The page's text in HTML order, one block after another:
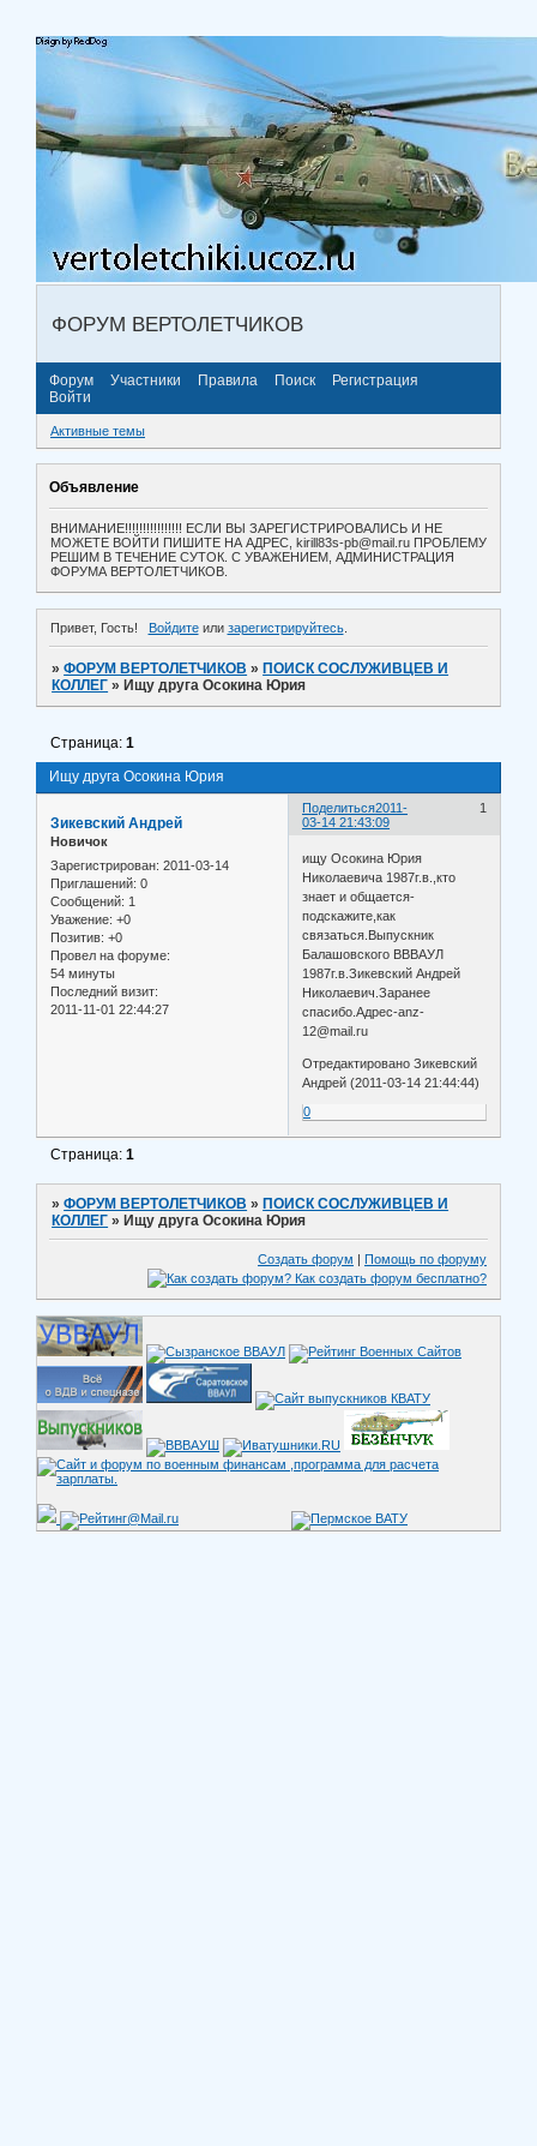
ФОРУМ ВЕРТОЛЕТЧИКОВ
Форум Участники Правила Поиск
Регистрация
Войти
Активные темы
Объявление
ВНИМАНИЕ!!!!!!!!!!!!!!!! ЕСЛИ ВЫ ЗАРЕГИСТРИРОВАЛИСЬ И НЕ
МОЖЕТЕ ВОЙТИ ПИШИТЕ НА АДРЕС, kirill83s-pb@mail.ru ПРОБЛЕМУ
РЕШИМ В ТЕЧЕНИЕ СУТОК. С УВАЖЕНИЕМ, АДМИНИСТРАЦИЯ
ФОРУМА ВЕРТОЛЕТЧИКОВ.
Привет, Гость! Войдитеили зарегистрируйтесь.
»ФОРУМ ВЕРТОЛЕТЧИКОВ » ПОИСК СОСЛУЖИВЦЕВ И
КОЛЛЕГ » Ищу друга Осокина Юрия
Ищу друга Осокина Юрия
Страница:1
Поделиться 1
2011-
03-14 21:43:09
Зикевский Андрей
Новичок
Зарегистрирован: 2011-03-14
Приглашений: 0
Сообщений: 1
Уважение: +0
Позитив: +0
Провел на форуме:
54 минуты
Последний визит:
2011-11-01 22:44:27
ищу Осокина Юрия
Николаевича 1987г.в.,кто
знает и общается-
подскажите,как
связаться.Выпускник
Балашовского ВВВАУЛ
1987г.в.Зикевский Андрей
Николаевич.Заранее
спасибо.Адрес-anz-
12@mail.ru
Отредактировано Зикевский
Андрей (2011-03-14 21:44:44)
0
Страница:1
»ФОРУМ ВЕРТОЛЕТЧИКОВ » ПОИСК СОСЛУЖИВЦЕВ И
КОЛЛЕГ » Ищу друга Осокина Юрия
Создать форум | Помощь по форуму